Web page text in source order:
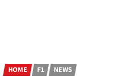
HOME F1 NEWS